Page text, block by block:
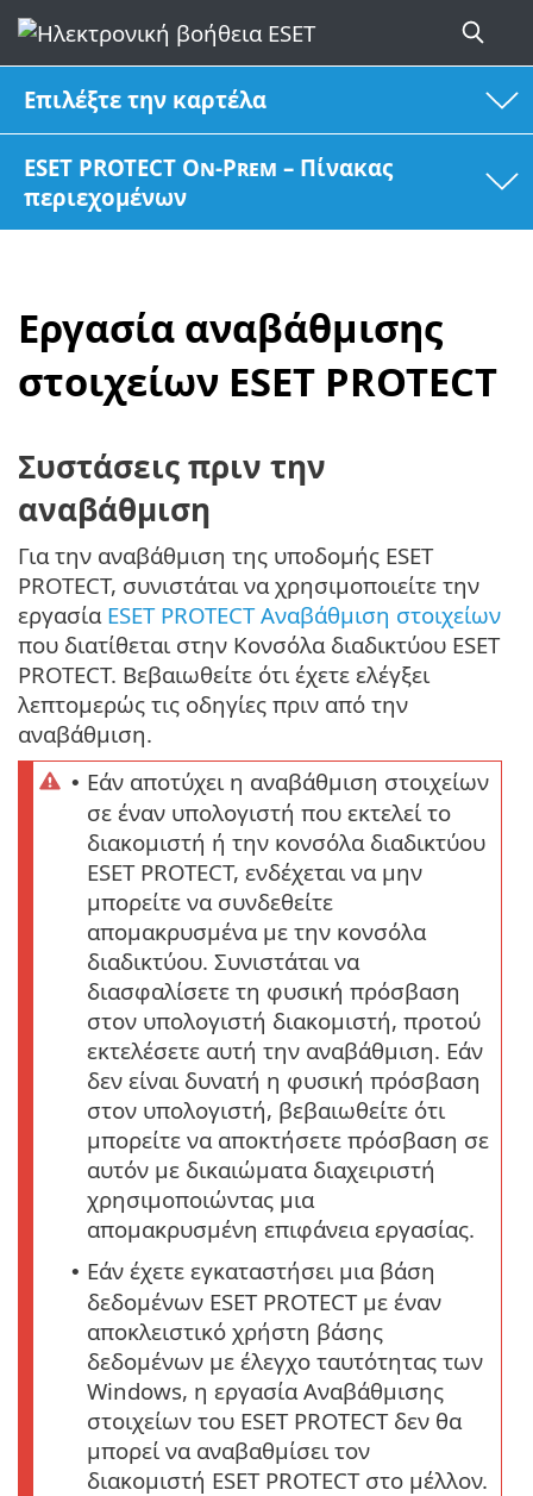
Επιλέξτε την καρτέλα
ESET PROTECT On-Prem – Πίνακας
περιεχομένων
Εργασία αναβάθμισης
στοιχείων ESET PROTECT
Συστάσεις πριν την
αναβάθμιση
Για την αναβάθμιση της υποδομής ESET
PROTECT, συνιστάται να χρησιμοποιείτε την
εργασία ESET PROTECT Αναβάθμιση στοιχείων
που διατίθεται στην Κονσόλα διαδικτύου ESET
PROTECT. Βεβαιωθείτε ότι έχετε ελέγξει
λεπτομερώς τις οδηγίες πριν από την
αναβάθμιση.
• Εάν αποτύχει η αναβάθμιση στοιχείων
σε έναν υπολογιστή που εκτελεί το
διακομιστή ή την κονσόλα διαδικτύου
ESET PROTECT, ενδέχεται να μην
μπορείτε να συνδεθείτε
απομακρυσμένα με την κονσόλα
διαδικτύου. Συνιστάται να
διασφαλίσετε τη φυσική πρόσβαση
στον υπολογιστή διακομιστή, προτού
εκτελέσετε αυτή την αναβάθμιση. Εάν
δεν είναι δυνατή η φυσική πρόσβαση
στον υπολογιστή, βεβαιωθείτε ότι
μπορείτε να αποκτήσετε πρόσβαση σε
αυτόν με δικαιώματα διαχειριστή
χρησιμοποιώντας μια
απομακρυσμένη επιφάνεια εργασίας.
• Εάν έχετε εγκαταστήσει μια βάση
δεδομένων ESET PROTECT με έναν
αποκλειστικό χρήστη βάσης
δεδομένων με έλεγχο ταυτότητας των
Windows, η εργασία Αναβάθμισης
στοιχείων του ESET PROTECT δεν θα
μπορεί να αναβαθμίσει τον
διακομιστή ESET PROTECT στο μέλλον.